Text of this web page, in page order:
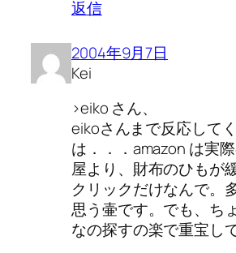
返信
2004年9月7日
Kei
>eiko さん、
eikoさんまで反応して
は．．．amazon は実
屋より、財布のひもが
クリックだけなんで。
思う壷です。でも、ち
なの探すの楽で重宝し